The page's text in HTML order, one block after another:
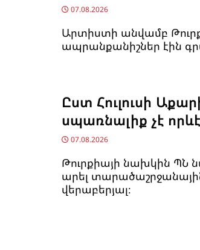
07.08.2026
Արտիստի անվամբ
ապրանքանիշներ էին
Ըստ Հուլուսի
սպառնալիք չէ
07.08.2026
Թուրքիայի նախկին ՊՆ
արել
վերաբերյալ։